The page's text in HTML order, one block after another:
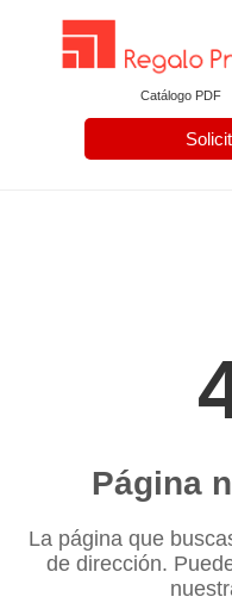
Catálogo PDF
Página
La página que
de dirección.